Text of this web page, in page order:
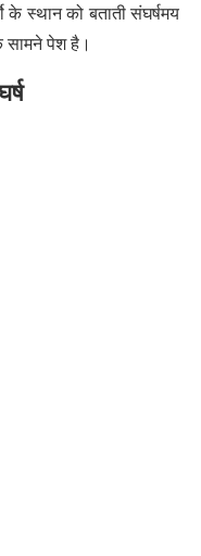
के स्थान को बताती संघर्षमय
सामने पेश है।